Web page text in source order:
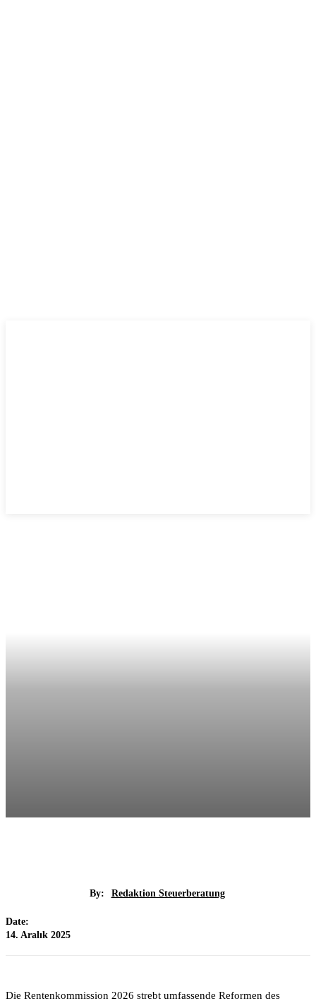
By: Redaktion Steuerberatung
Date:
14. Aralık 2025
Die Rentenkommission 2026 strebt umfassende Reformen des